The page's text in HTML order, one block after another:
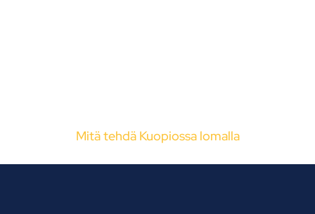
Mitä tehdä Kuopiossa lomalla